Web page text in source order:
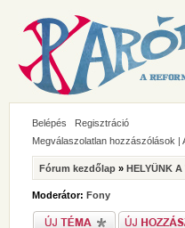
Belépés
Regisztráció
Megválaszolatlan hozzászólások |
Fórum kezdőlap » HELYÜNK
Moderátor: Fony